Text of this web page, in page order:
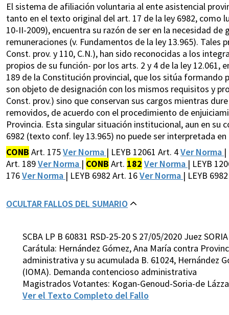
El sistema de afiliación voluntaria al ente asistencial
tanto en el texto original del art. 17 de la ley 6982, como
10-II-2009), encuentra su razón de ser en la necesidad
remuneraciones (v. Fundamentos de la ley 13.965).
Const. prov. y 110, C.N.), han sido reconocidas a los
propios de su función- por los arts. 2 y 4 de la ley
189 de la Constitución provincial, que los sitúa formando
son objeto de designación con los mismos requisitos y
Const. prov.) sino que conservan sus cargos mientras
removidos, de acuerdo con el procedimiento de
Provincia. Esta singular situación institucional, aun en
6982 (texto conf. ley 13.965) no puede ser interpretada
CONB Art. 175Ver Norma | LEYB 12061 Art. 4Ver Norma |
Art. 189Ver Norma | CONB Art. 182 Ver Norma | LEYB
176Ver Norma | LEYB 6982 Art. 16Ver Norma | LEYB
OCULTAR FALLOS DEL SUMARIO
SCBA LP B 60831 RSD-25-20 S 27/05/2020 Juez
Carátula: Hernández Gómez, Ana María contra
administrativa y su acumulada B. 61024, Hernández
(IOMA). Demanda contencioso administrativa
Magistrados Votantes: Kogan-Genoud-Soria-de
Ver el Texto Completo del Fallo